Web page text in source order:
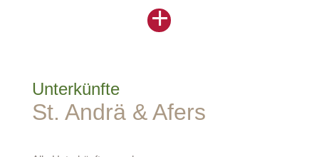
+
Unterkünfte
St. Andrä & Afers